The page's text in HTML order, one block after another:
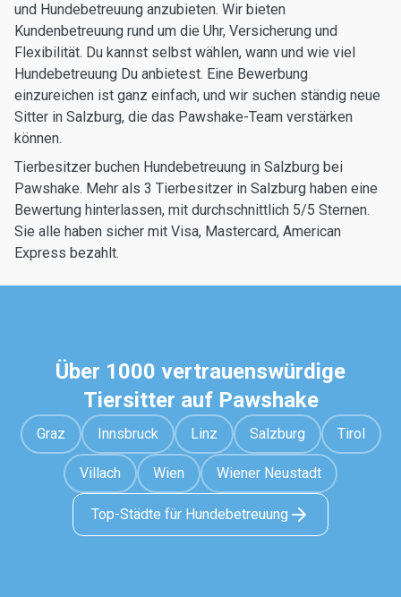
und Hundebetreuung anzubieten. Wir bieten
Kundenbetreuung rund um die Uhr, Versicherung und
Flexibilität. Du kannst selbst wählen, wann und wie viel
Hundebetreuung Du anbietest. Eine Bewerbung
einzureichen ist ganz einfach, und wir suchen ständig neue
Sitter in Salzburg, die das Pawshake-Team verstärken
können.
Tierbesitzer buchen Hundebetreuung in Salzburg bei
Pawshake. Mehr als 3 Tierbesitzer in Salzburg haben eine
Bewertung hinterlassen, mit durchschnittlich 5/5 Sternen.
Sie alle haben sicher mit Visa, Mastercard, American
Express bezahlt.
Über 1000 vertrauenswürdige
Tiersitter auf Pawshake
Graz Innsbruck Linz Salzburg Tirol
Villach Wien Wiener Neustadt
Top-Städte für Hundebetreuung